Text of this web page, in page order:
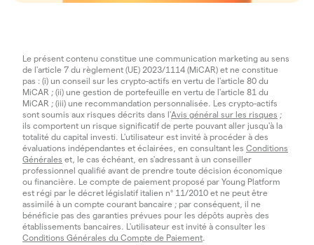
Le présent contenu constitue une communication marketing au sens
de l'article 7 du règlement (UE) 2023/1114 (MiCAR) et ne constitue
pas : (i) un conseil sur les crypto-actifs en vertu de l'article 80 du
MiCAR ; (ii) une gestion de portefeuille en vertu de l'article 81 du
MiCAR ; (iii) une recommandation personnalisée. Les crypto-actifs
sont soumis aux risques décrits dans l'Avis général sur les risques ;
ils comportent un risque significatif de perte pouvant aller jusqu'à la
totalité du capital investi. L'utilisateur est invité à procéder à des
évaluations indépendantes et éclairées, en consultant les Conditions
Générales et, le cas échéant, en s'adressant à un conseiller
professionnel qualifié avant de prendre toute décision économique
ou financière. Le compte de paiement proposé par Young Platform
est régi par le décret législatif italien n° 11/2010 et ne peut être
assimilé à un compte courant bancaire ; par conséquent, il ne
bénéficie pas des garanties prévues pour les dépôts auprès des
établissements bancaires. L'utilisateur est invité à consulter les
Conditions Générales du Compte de Paiement.